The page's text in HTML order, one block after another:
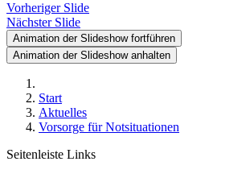
Vorheriger Slide
Nächster Slide
Animation der Slideshow fortführen
Animation der Slideshow anhalten
Start
Aktuelles
Vorsorge für Notsituationen
Seitenleiste Links